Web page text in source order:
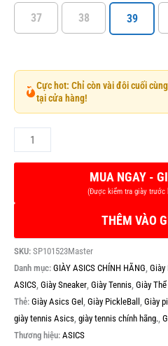
37 38 39
Cực hot: Chỉ còn vài đôi cuối
tại cửa hàng!
THÊM VÀO
SKU: SP101523Master
Danh mục: GIÀY ASICS CHÍNH HÃNG, Giày
ASICS, Giày Sneaker, Giày Tennis, Giày
Thẻ: Giày Asics Gel , Giày PickleBall , Giày
giày tennis Asics, giày tennis chính hãng.,
Thương hiệu: ASICS